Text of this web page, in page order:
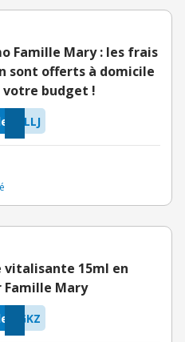
Famille Mary : les frais
sont offerts à domicile
votre budget !
LLJ
vitalisante 15ml en
Famille Mary
GKZ